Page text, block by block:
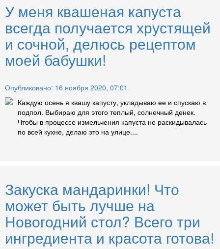
У меня квашеная капуста
всегда получается хрустящей
и сочной, делюсь рецептом
моей бабушки!
Опубликовано: 16 ноября 2020, 07:01
Каждую осень я квашу капусту, укладываю ее и спускаю в
подпол. Выбираю для этого теплый, солнечный денек.
Чтобы в процессе измельчения капуста не раскидывалась
по всей кухне, делаю это на улице....
Закуска мандаринки! Что
может быть лучше на
Новогодний стол? Всего три
ингредиента и красота готова!